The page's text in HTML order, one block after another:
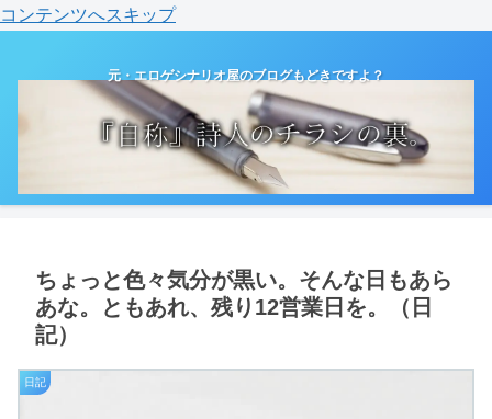
コンテンツへスキップ
元・エロゲシナリオ屋のブログもどきですよ？
ちょっと色々気分が黒い。そんな日もあら
あな。ともあれ、残り12営業日を。（日
記）
日記